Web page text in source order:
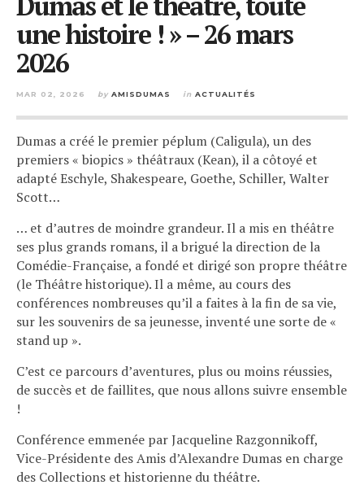
une histoire ! » – 26 mars
2026
MAR 02, 2026 by AMISDUMAS in ACTUALITÉS
Dumas a créé le premier péplum (Caligula), un des
premiers « biopics » théâtraux (Kean), il a côtoyé et
adapté Eschyle, Shakespeare, Goethe, Schiller, Walter
Scott…
… et d’autres de moindre grandeur. Il a mis en théâtre
ses plus grands romans, il a brigué la direction de la
Comédie-Française, a fondé et dirigé son propre théâtre
(le Théâtre historique). Il a même, au cours des
conférences nombreuses qu’il a faites à la fin de sa vie,
sur les souvenirs de sa jeunesse, inventé une sorte de «
stand up ».
C’est ce parcours d’aventures, plus ou moins réussies,
de succès et de faillites, que nous allons suivre ensemble
!
Conférence emmenée par Jacqueline Razgonnikoff,
Vice-Présidente des Amis d’Alexandre Dumas en charge
des Collections et historienne du théâtre.